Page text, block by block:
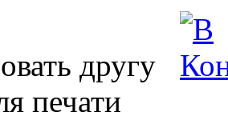
другу
печати